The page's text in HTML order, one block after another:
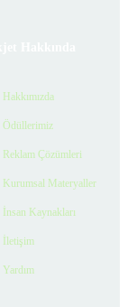
Hakkımızda
Ödüllerimiz
Reklam Çözümleri
Kurumsal Materyaller
İnsan Kaynakları
İletişim
Yardım